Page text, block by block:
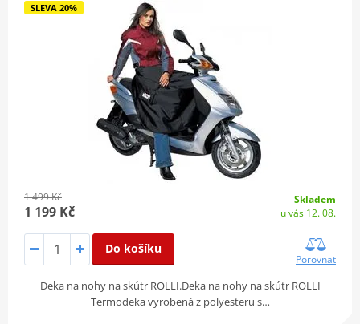
SLEVA 20%
1 499 Kč
1 199 Kč
Skladem
u vás 12. 08.
Do košíku
Porovnat
Deka na nohy na skútr ROLLI.Deka na nohy na skútr ROLLI
Termodeka vyrobená z polyesteru s…